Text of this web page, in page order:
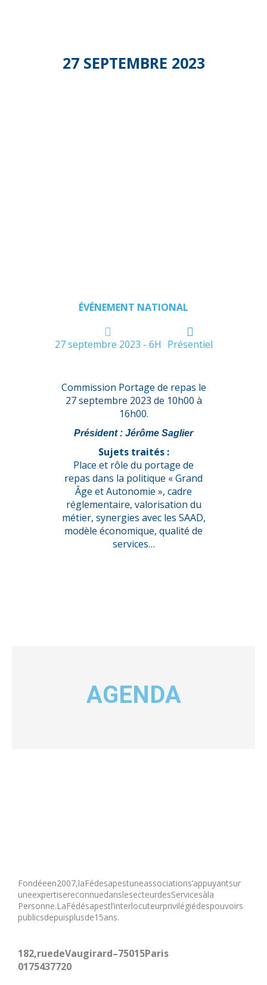
27 SEPTEMBRE 2023
ÉVÉNEMENT NATIONAL
27 septembre 2023 - 6H Présentiel
Commission Portage de repas le
27 septembre 2023 de 10h00 à
16h00.
Président : Jérôme Saglier
Sujets traités :
Place et rôle du portage de
repas dans la politique « Grand
Âge et Autonomie », cadre
réglementaire, valorisation du
métier, synergies avec les SAAD,
modèle économique, qualité de
services…
AGENDA
Fondée en 2007, la Fédesap est une association s’appuyant sur
une expertise reconnue dans le secteur des Services à la
Personne. La Fédésap est l’interlocuteur privilégié des pouvoirs
publics depuis plus de 15 ans.
182, rue de Vaugirard – 75015 Paris
01 75 43 77 20